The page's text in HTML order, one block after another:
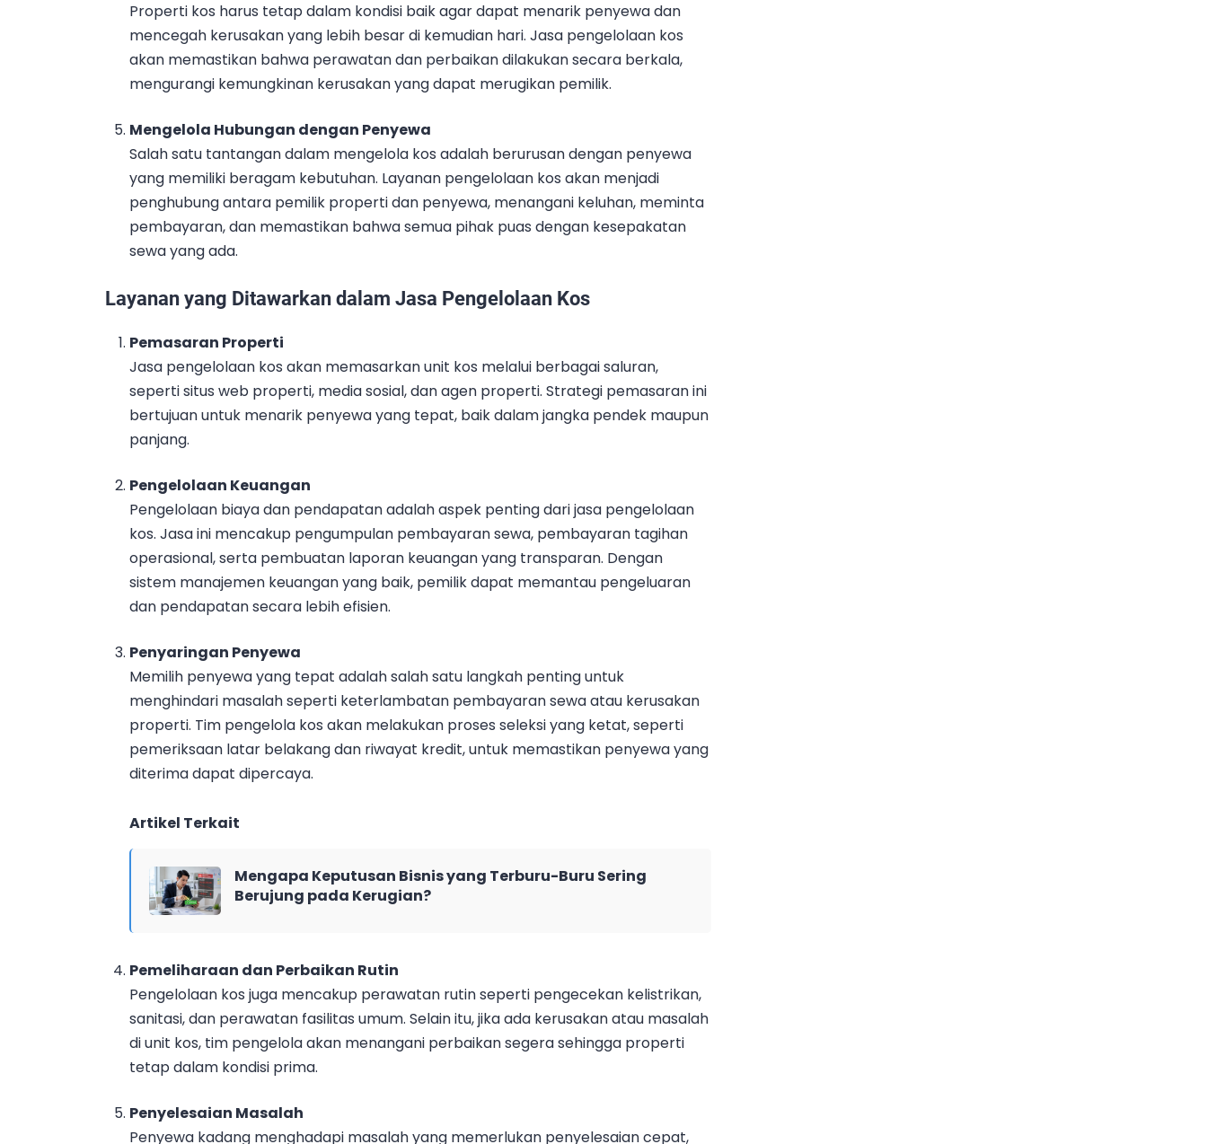
Properti kos harus tetap dalam kondisi baik agar dapat menarik penyewa dan
mencegah kerusakan yang lebih besar di kemudian hari. Jasa pengelolaan kos
akan memastikan bahwa perawatan dan perbaikan dilakukan secara berkala,
mengurangi kemungkinan kerusakan yang dapat merugikan pemilik.
Mengelola Hubungan dengan Penyewa
Salah satu tantangan dalam mengelola kos adalah berurusan dengan penyewa
yang memiliki beragam kebutuhan. Layanan pengelolaan kos akan menjadi
penghubung antara pemilik properti dan penyewa, menangani keluhan, meminta
pembayaran, dan memastikan bahwa semua pihak puas dengan kesepakatan
sewa yang ada.
Layanan yang Ditawarkan dalam Jasa Pengelolaan Kos
Pemasaran Properti
Jasa pengelolaan kos akan memasarkan unit kos melalui berbagai saluran,
seperti situs web properti, media sosial, dan agen properti. Strategi pemasaran ini
bertujuan untuk menarik penyewa yang tepat, baik dalam jangka pendek maupun
panjang.
Pengelolaan Keuangan
Pengelolaan biaya dan pendapatan adalah aspek penting dari jasa pengelolaan
kos. Jasa ini mencakup pengumpulan pembayaran sewa, pembayaran tagihan
operasional, serta pembuatan laporan keuangan yang transparan. Dengan
sistem manajemen keuangan yang baik, pemilik dapat memantau pengeluaran
dan pendapatan secara lebih efisien.
Penyaringan Penyewa
Memilih penyewa yang tepat adalah salah satu langkah penting untuk
menghindari masalah seperti keterlambatan pembayaran sewa atau kerusakan
properti. Tim pengelola kos akan melakukan proses seleksi yang ketat, seperti
pemeriksaan latar belakang dan riwayat kredit, untuk memastikan penyewa yang
diterima dapat dipercaya.
Artikel Terkait
Mengapa Keputusan Bisnis yang Terburu-Buru Sering
Berujung pada Kerugian?
Pemeliharaan dan Perbaikan Rutin
Pengelolaan kos juga mencakup perawatan rutin seperti pengecekan kelistrikan,
sanitasi, dan perawatan fasilitas umum. Selain itu, jika ada kerusakan atau masalah
di unit kos, tim pengelola akan menangani perbaikan segera sehingga properti
tetap dalam kondisi prima.
Penyelesaian Masalah
Penyewa kadang menghadapi masalah yang memerlukan penyelesaian cepat,